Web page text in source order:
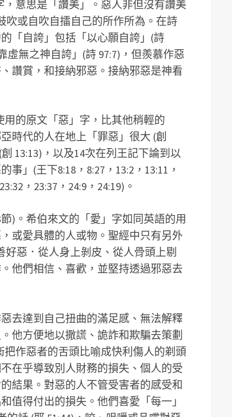
，意思是「讚美」。惡人非但沒有讚美
吹或自吹自擂自己的所作所為。在詩
「自誇」包括「以心願自誇」(詩
虛無之神自誇」(詩 97:7)，但羨慕作惡
讚賞，和接納邪惡。接納邪惡是神看
的原文「惡」字，比其他稍輕的
時代的人在地上「罪惡」很大 (創
13:13)，以及14次在列王記下論到以
」(王下8:18，8:27，13:2，13:11，
，23:37，24:9，24:19)。
)。希伯來文的「愛」字如同英語的用
或愛具體的人或物。聖經中只有另外
惡．從人身上剝皮、從人骨頭上剔
他們相信、喜歡，並堅持透過邪惡去
去達到自己扭曲的滿足感、無法解釋
他方便地以撒謊、詭詐和欺騙去策劃
作惡者的舌頭比喻成快利傷人的剃頭
在乎導致別人財務的損失、個人的受
結果。對惡的人不管受害者的感受和
值得付出的損失。他們喜愛「每一」